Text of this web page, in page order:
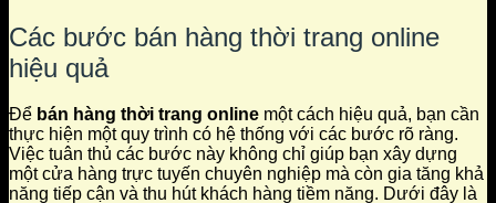
Các bước bán hàng thời trang online
hiệu quả
Để bán hàng thời trang online một cách hiệu quả, bạn cần
thực hiện một quy trình có hệ thống với các bước rõ ràng.
Việc tuân thủ các bước này không chỉ giúp bạn xây dựng
một cửa hàng trực tuyến chuyên nghiệp mà còn gia tăng khả
năng tiếp cận và thu hút khách hàng tiềm năng. Dưới đây là